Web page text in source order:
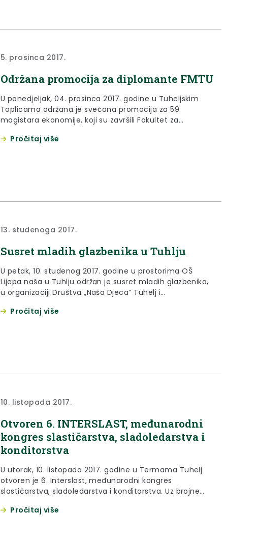
5. prosinca 2017.
Održana promocija za diplomante FMTU
U ponedjeljak, 04. prosinca 2017. godine u Tuheljskim
Toplicama održana je svečana promocija za 59
magistara ekonomije, koji su završili Fakultet za
dislociranom studiju u Zaboku.
Pročitaj više
13. studenoga 2017.
Susret mladih glazbenika u Tuhlju
U petak, 10. studenog 2017. godine u prostorima OŠ
Lijepa naša u Tuhlju održan je susret mladih glazbenika,
u organizaciji Društva „Naša Djeca“ Tuhelj i
djece“.
Pročitaj više
10. listopada 2017.
Otvoren 6. INTERSLAST, međunarodni
kongres slastičarstva, sladoledarstva i
konditorstva
U utorak, 10. listopada 2017. godine u Termama Tuhelj
otvoren je 6. Interslast, međunarodni kongres
slastičarstva, sladoledarstva i konditorstva. Uz brojne
kategorija, za što je prijavljeno rekordnih 80 ekipa.
Pročitaj više